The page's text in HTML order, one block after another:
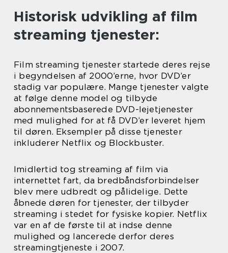
Historisk udvikling af film
streaming tjenester:
Film streaming tjenester startede deres rejse
i begyndelsen af 2000’erne, hvor DVD’er
stadig var populære. Mange tjenester valgte
at følge denne model og tilbyde
abonnementsbaserede DVD-lejetjenester
med mulighed for at få DVD’er leveret hjem
til døren. Eksempler på disse tjenester
inkluderer Netflix og Blockbuster.
Imidlertid tog streaming af film via
internettet fart, da bredbåndsforbindelser
blev mere udbredt og pålidelige. Dette
åbnede døren for tjenester, der tilbyder
streaming i stedet for fysiske kopier. Netflix
var en af de første til at indse denne
mulighed og lancerede derfor deres
streamingtjeneste i 2007.